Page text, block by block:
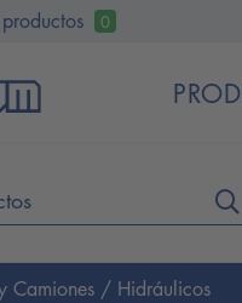
0
Camiones / Hidráulicos